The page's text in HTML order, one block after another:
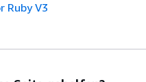
Ruby V3